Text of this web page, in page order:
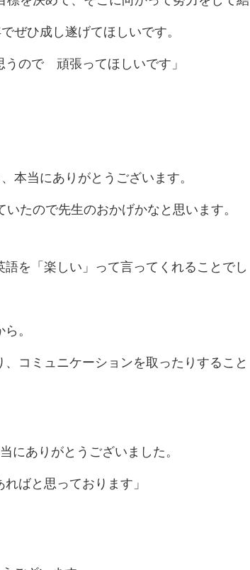
ぜひ成し遂げてほしいです。
うので 頑張ってほしいです」
本当にありがとうございます。
たので先生のおかげかなと思います。
を「楽しい」って言ってくれることでし
。
コミュニケーションを取ったりすること
にありがとうございました。
ばと思っております」